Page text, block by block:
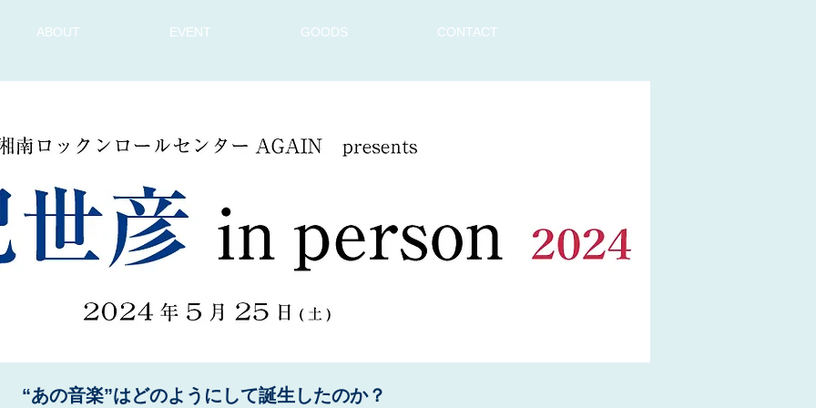
ABOUT EVENT GOODS CONTACT
“あの音楽”はどのようにして誕生したのか？